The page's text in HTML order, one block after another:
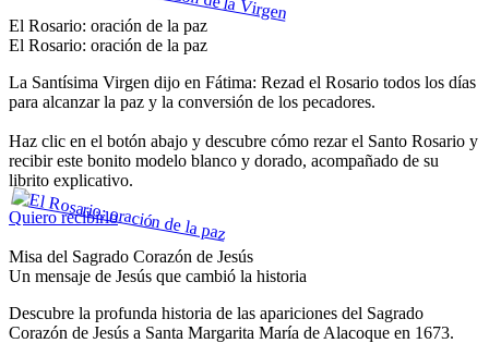
El Rosario: oración de la paz
El Rosario: oración de la paz
La Santísima Virgen dijo en Fátima: Rezad el Rosario todos los días
para alcanzar la paz y la conversión de los pecadores.
Haz clic en el botón abajo y descubre cómo rezar el Santo Rosario y
recibir este bonito modelo blanco y dorado, acompañado de su
librito explicativo.
Quiero recibirlo
Misa del Sagrado Corazón de Jesús
Un mensaje de Jesús que cambió la historia
Descubre la profunda historia de las apariciones del Sagrado
Corazón de Jesús a Santa Margarita María de Alacoque en 1673.